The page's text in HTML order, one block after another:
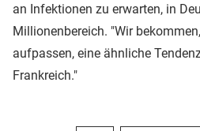
an Infektionen zu erwarten, in
Millionenbereich. "Wir
aufpassen, eine ähnliche
Frankreich."